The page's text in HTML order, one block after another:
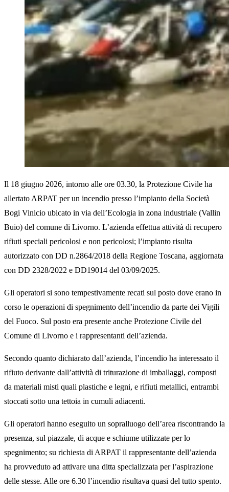
Il 18 giugno 2026, intorno alle ore 03.30, la Protezione Civile ha
allertato ARPAT per un incendio presso l’impianto della Società
Bogi Vinicio ubicato in via dell’Ecologia in zona industriale (Vallin
Buio) del comune di Livorno. L’azienda effettua attività di recupero
rifiuti speciali pericolosi e non pericolosi; l’impianto risulta
autorizzato con DD n.2864/2018 della Regione Toscana, aggiornata
con DD 2328/2022 e DD19014 del 03/09/2025.
Gli operatori si sono tempestivamente recati sul posto dove erano in
corso le operazioni di spegnimento dell’incendio da parte dei Vigili
del Fuoco. Sul posto era presente anche Protezione Civile del
Comune di Livorno e i rappresentanti dell’azienda.
Secondo quanto dichiarato dall’azienda, l’incendio ha interessato il
rifiuto derivante dall’attività di triturazione di imballaggi, composti
da materiali misti quali plastiche e legni, e rifiuti metallici, entrambi
stoccati sotto una tettoia in cumuli adiacenti.
Gli operatori hanno eseguito un sopralluogo dell’area riscontrando la
presenza, sul piazzale, di acque e schiume utilizzate per lo
spegnimento; su richiesta di ARPAT il rappresentante dell’azienda
ha provveduto ad attivare una ditta specializzata per l’aspirazione
delle stesse. Alle ore 6.30 l’incendio risultava quasi del tutto spento.